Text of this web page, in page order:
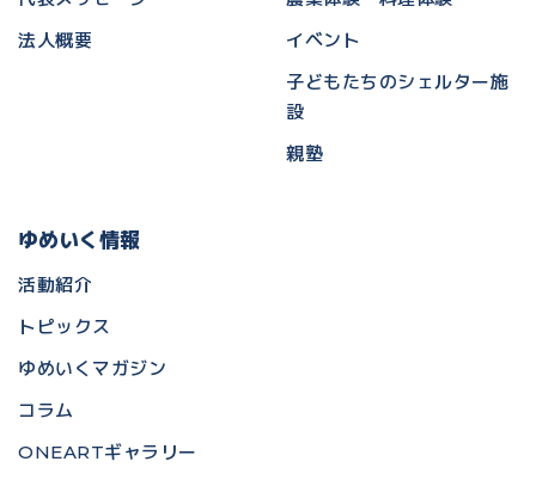
法人概要
イベント
子どもたちのシェルター施
設
親塾
ゆめいく情報
活動紹介
トピックス
ゆめいくマガジン
コラム
ONEARTギャラリー